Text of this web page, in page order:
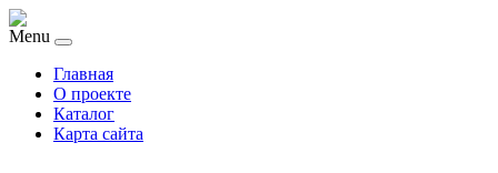
Menu
Главная
О проекте
Каталог
Карта сайта